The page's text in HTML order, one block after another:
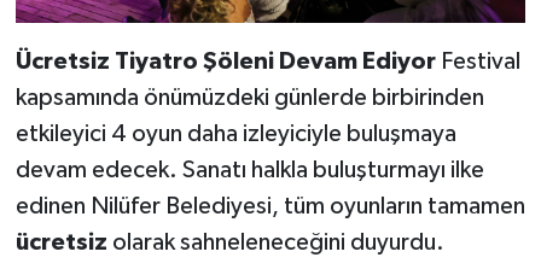
Ücretsiz Tiyatro Şöleni Devam EdiyorFestival
kapsamında önümüzdeki günlerde birbirinden
etkileyici 4 oyun daha izleyiciyle buluşmaya
devam edecek. Sanatı halkla buluşturmayı ilke
edinen Nilüfer Belediyesi, tüm oyunların tamamen
ücretsiz olarak sahneleneceğini duyurdu.